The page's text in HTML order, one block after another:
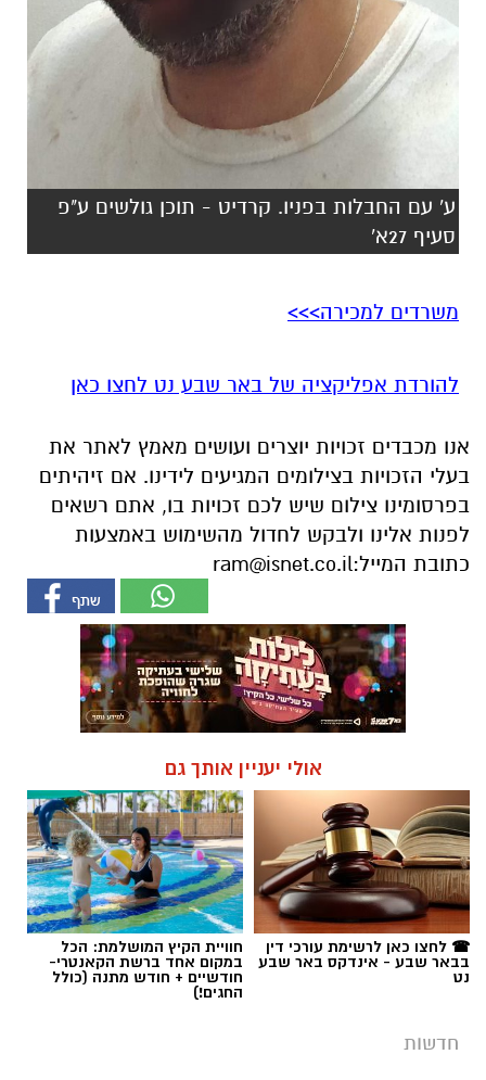
ע' עם החבלות בפניו. קרדיט - תוכן גולשים ע"פ
סעיף 27א'
משרדים למכירה>>>
להורדת אפליקציה של באר שבע נט לחצו כאן
אנו מכבדים זכויות יוצרים ועושים מאמץ לאתר את
בעלי הזכויות בצילומים המגיעים לידינו. אם זיהיתים
בפרסומינו צילום שיש לכם זכויות בו, אתם רשאים
לפנות אלינו ולבקש לחדול מהשימוש באמצעות
כתובת המייל:ram@isnet.co.il
אולי יעניין אותך גם
☎ לחצו כאן לרשימת עורכי דין
בבאר שבע - אינדקס באר שבע
נט
חוויית הקיץ המושלמת: הכל
במקום אחד ברשת הקאנטרי-
חודשיים + חודש מתנה (כולל
החגים!)
חדשות
הכלבה איקרה הריחה: 1.6 ק"ג קריסטל
בית קמה